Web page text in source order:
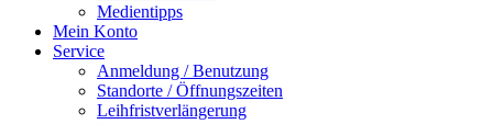
Medientipps
Mein Konto
Service
Anmeldung / Benutzung
Standorte / Öffnungszeiten
Leihfristverlängerung